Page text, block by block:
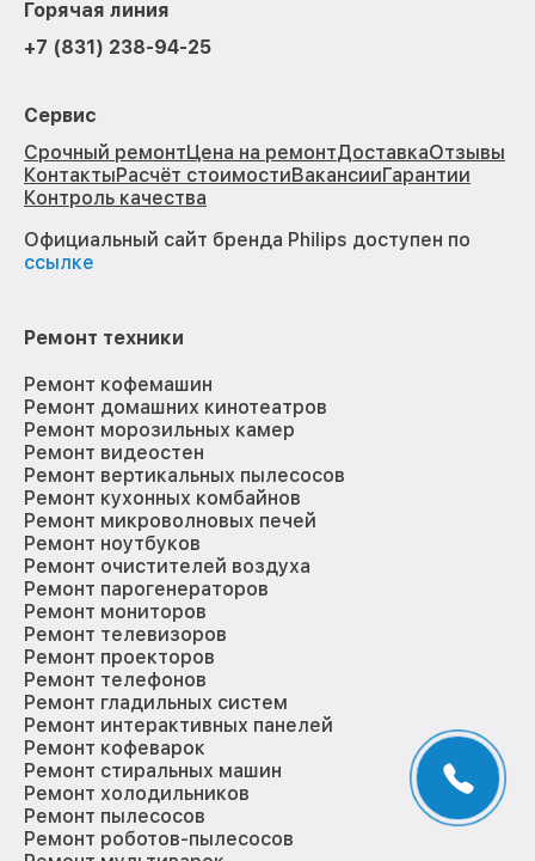
Горячая линия
+7 (831) 238-94-25
Сервис
Срочный ремонтЦена на ремонтДоставкаОтзывы
КонтактыРасчёт стоимостиВакансииГарантии
Контроль качества
Официальный сайт бренда Philips доступен по
ссылке
Ремонт техники
Ремонт кофемашин
Ремонт домашних кинотеатров
Ремонт морозильных камер
Ремонт видеостен
Ремонт вертикальных пылесосов
Ремонт кухонных комбайнов
Ремонт микроволновых печей
Ремонт ноутбуков
Ремонт очистителей воздуха
Ремонт парогенераторов
Ремонт мониторов
Ремонт телевизоров
Ремонт проекторов
Ремонт телефонов
Ремонт гладильных систем
Ремонт интерактивных панелей
Ремонт кофеварок
Ремонт стиральных машин
Ремонт холодильников
Ремонт пылесосов
Ремонт роботов-пылесосов